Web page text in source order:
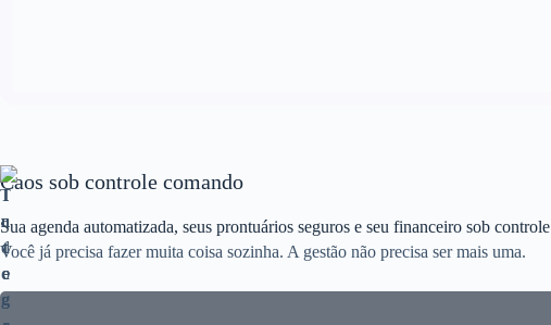
Caos sob controle comando
Sua agenda automatizada, seus prontuários seguros e seu financeiro sob controle
Você já precisa fazer muita coisa sozinha. A gestão não precisa ser mais uma.